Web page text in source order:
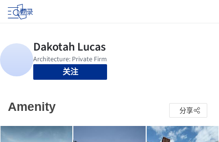
登录
关注
Amenity 分享